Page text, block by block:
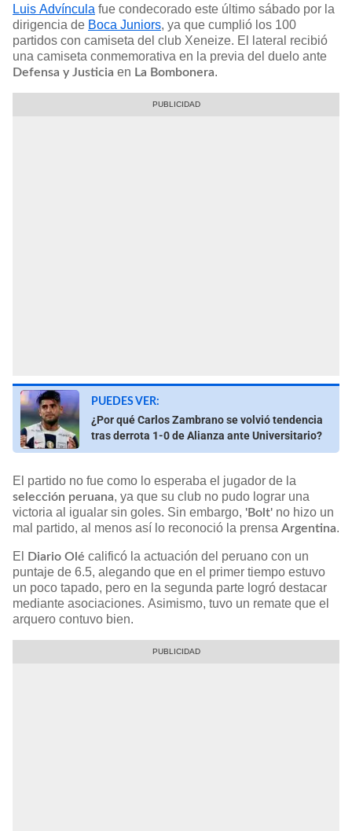
Luis Advíncula fue condecorado este último sábado por la
dirigencia de Boca Juniors, ya que cumplió los 100
partidos con camiseta del club Xeneize. El lateral recibió
una camiseta conmemorativa en la previa del duelo ante
Defensa y Justicia en La Bombonera.
PUEDES VER:
¿Por qué Carlos Zambrano se volvió tendencia
tras derrota 1-0 de Alianza ante Universitario?
El partido no fue como lo esperaba el jugador de la
selección peruana, ya que su club no pudo lograr una
victoria al igualar sin goles. Sin embargo, 'Bolt' no hizo un
mal partido, al menos así lo reconoció la prensa Argentina.
El Diario Olé calificó la actuación del peruano con un
puntaje de 6.5, alegando que en el primer tiempo estuvo
un poco tapado, pero en la segunda parte logró destacar
mediante asociaciones. Asimismo, tuvo un remate que el
arquero contuvo bien.